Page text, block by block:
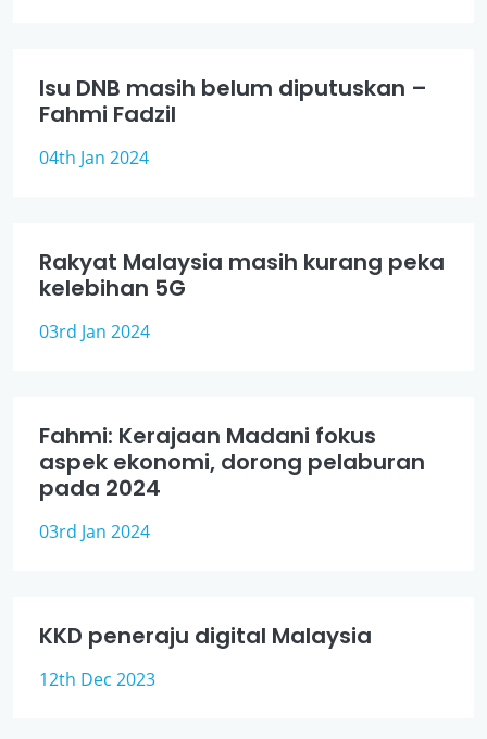
Isu DNB masih belum diputuskan –
Fahmi Fadzil
04th Jan 2024
Rakyat Malaysia masih kurang peka
kelebihan 5G
03rd Jan 2024
Fahmi: Kerajaan Madani fokus
aspek ekonomi, dorong pelaburan
pada 2024
03rd Jan 2024
KKD peneraju digital Malaysia
12th Dec 2023